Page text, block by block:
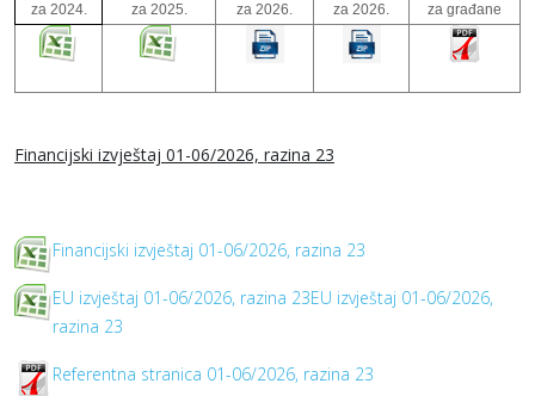
za 2024.
za 2025.
za 2026.
za 2026.
za građane
Financijski izvještaj 01-06/2026, razina 23
Financijski izvještaj 01-06/2026, razina 23
EU izvještaj 01-06/2026, razina 23EU izvještaj 01-06/2026,
razina 23
Referentna stranica 01-06/2026, razina 23